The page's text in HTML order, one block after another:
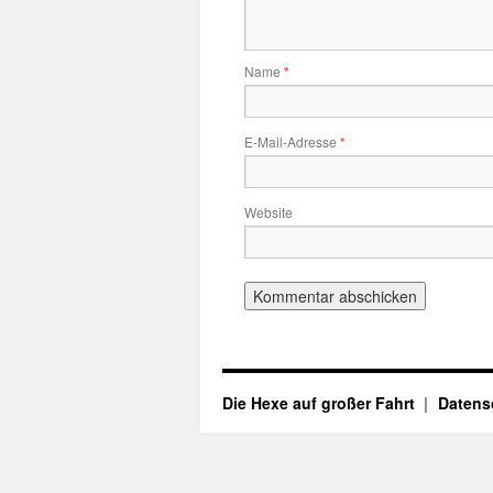
Name *
E-Mail-Adresse *
Website
Die Hexe auf großer Fahrt